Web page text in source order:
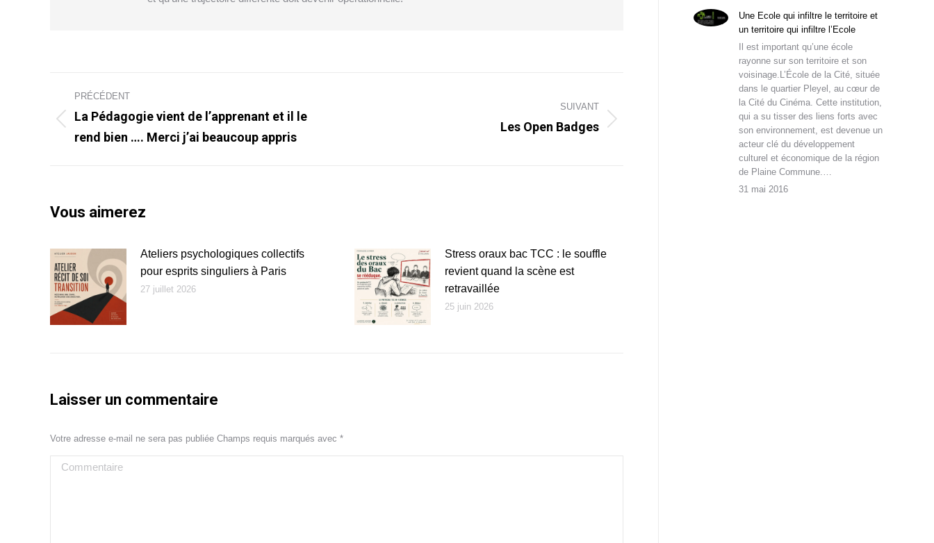
Navigation
article
PRÉCÉDENT
précédent
La Pédagogie vient de l’apprenant et il le
rend bien …. Merci j’ai beaucoup appris
SUIVANT
Les Open Badges
Vous aimerez
Ateliers psychologiques collectifs
pour esprits singuliers à Paris
27 juillet 2026
Stress oraux bac TCC : le souffle
revient quand la scène est
retravaillée
25 juin 2026
Laisser un commentaire
Votre adresse e-mail ne sera pas publiée Champs requis marqués avec *
Commentaire
Une Ecole qui infiltre le territoire et
un territoire qui infiltre l’Ecole
Il est important qu’une école
rayonne sur son territoire et son
voisinage.L’École de la Cité, située
dans le quartier Pleyel, au cœur de
la Cité du Cinéma. Cette institution,
qui a su tisser des liens forts avec
son environnement, est devenue un
acteur clé du développement
culturel et économique de la région
de Plaine Commune.…
31 mai 2016